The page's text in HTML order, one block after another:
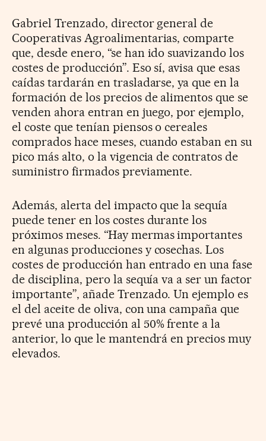
Gabriel Trenzado, director general de
Cooperativas Agroalimentarias, comparte
que, desde enero, “se han ido suavizando los
costes de producción”. Eso sí, avisa que esas
caídas tardarán en trasladarse, ya que en la
formación de los precios de alimentos que se
venden ahora entran en juego, por ejemplo,
el coste que tenían piensos o cereales
comprados hace meses, cuando estaban en su
pico más alto, o la vigencia de contratos de
suministro firmados previamente.
Además, alerta del impacto que la sequía
puede tener en los costes durante los
próximos meses. “Hay mermas importantes
en algunas producciones y cosechas. Los
costes de producción han entrado en una fase
de disciplina, pero la sequía va a ser un factor
importante”, añade Trenzado. Un ejemplo es
el del aceite de oliva, con una campaña que
prevé una producción al 50% frente a la
anterior, lo que le mantendrá en precios muy
elevados.